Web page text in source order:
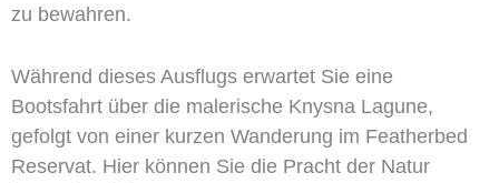
zu bewahren.
Während dieses Ausflugs erwartet Sie eine
Bootsfahrt über die malerische Knysna Lagune,
gefolgt von einer kurzen Wanderung im Featherbed
Reservat. Hier können Sie die Pracht der Natur